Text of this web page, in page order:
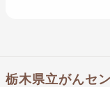
栃木県立がんセ